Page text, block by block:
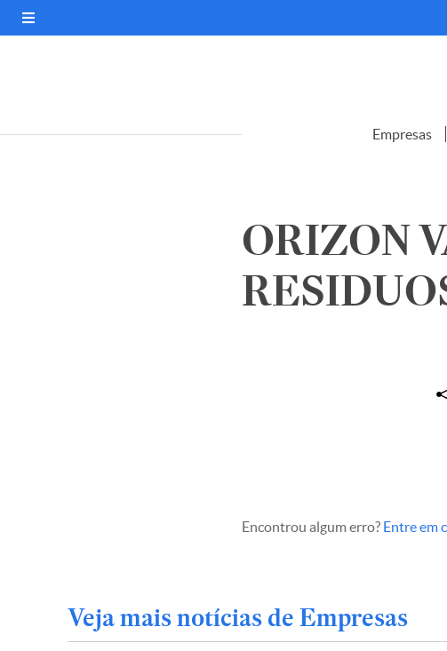
Empresas
ORIZON
Encontrou algum erro? Entre em
Veja mais notícias de Empresas